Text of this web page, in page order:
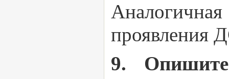
проявления
9.